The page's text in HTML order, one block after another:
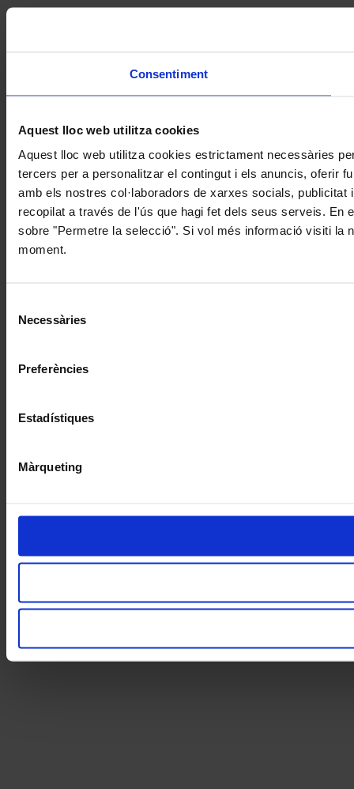
Consentiment
Aquest lloc web utilitza cookies
Aquest lloc web utilitza cookies estrictament necessàries
tercers per a personalitzar el contingut i els anuncis, oferir
amb els nostres col·laboradors de xarxes socials,
recopilat a través de l'ús que hagi fet dels seus serveis. En
sobre "Permetre la selecció". Si vol més informació visiti la
moment.
Necessàries
Preferències
Estadístiques
Màrqueting